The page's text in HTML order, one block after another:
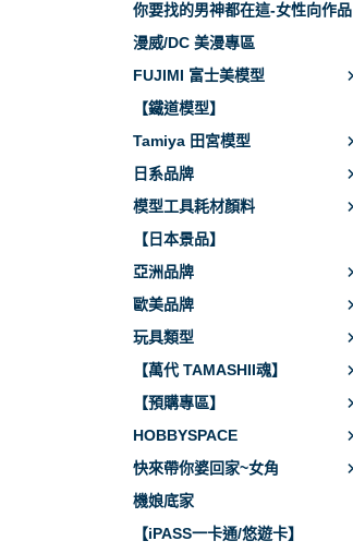
你要找的男神都在這-女性向作品
漫威/DC 美漫專區
FUJIMI 富士美模型
【鐵道模型】
Tamiya 田宮模型
日系品牌
模型工具耗材顏料
【日本景品】
亞洲品牌
歐美品牌
玩具類型
【萬代 TAMASHII魂】
【預購專區】
HOBBYSPACE
快來帶你婆回家~女角
機娘底家
【iPASS一卡通/悠遊卡】